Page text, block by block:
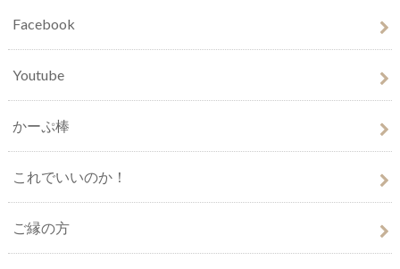
Facebook
Youtube
かーぷ棒
これでいいのか！
ご縁の方